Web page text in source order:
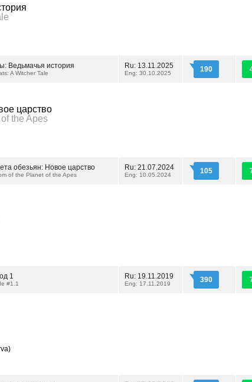
Ведьмачья история
A Witcher Tale
Ru: 13.11.2025
Eng: 30.10.2025 190
царство
the Apes
обезьян: Новое царство
of the Planet of the Apes
Ru: 21.07.2024
Eng: 10.05.2024 105
1
#1.1
Ru: 19.11.2019
Eng: 17.11.2019 390